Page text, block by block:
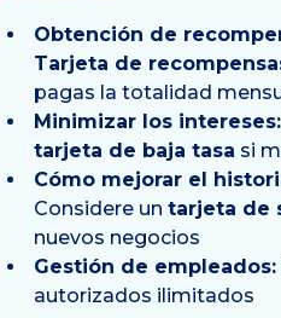
Obtención de
Tarjeta de
pagas la totalidad
Minimizar los intereses:
tarjeta de baja tasa si
Cómo mejorar el
Considere un tarjeta de
nuevos negocios
Gestión de empleados:
autorizados ilimitados